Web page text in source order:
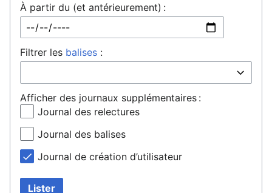
À partir du (et antérieurement) :
Filtrer les balises :
Afficher des journaux supplémentaires :
Journal des relectures
Journal des balises
Journal de création d’utilisateur
Lister